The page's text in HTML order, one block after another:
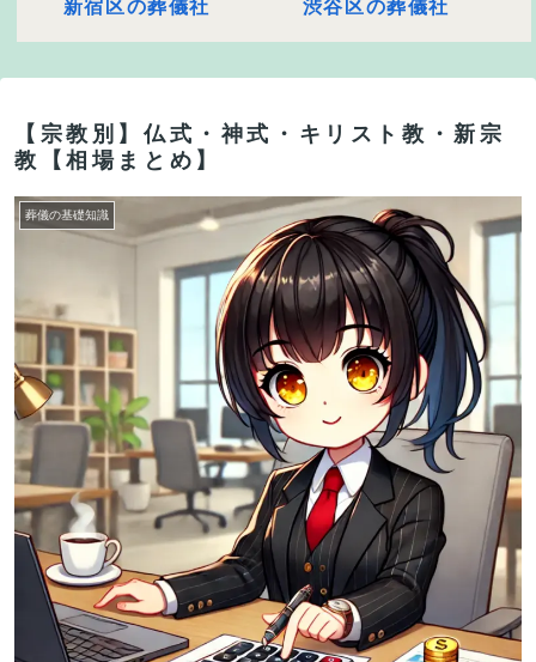
新宿区の葬儀社 渋谷区の葬儀社
【宗教別】仏式・神式・キリスト教・新宗
教【相場まとめ】
葬儀の基礎知識